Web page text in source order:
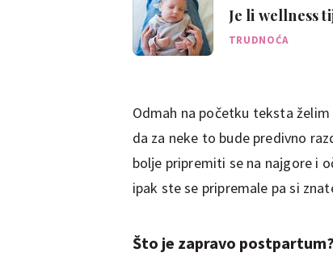
Je li wellness
TRUDNOĆA
Odmah na početku teksta
da za neke to bude predivno
bolje pripremiti se na najgore i
ipak ste se pripremale pa si
Što je zapravo postpartum?